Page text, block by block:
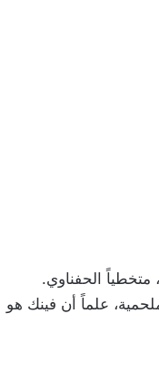
ملحمية، علماً أن فينك هو